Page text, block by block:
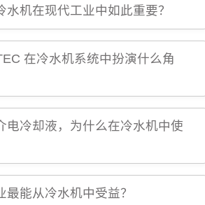
水机在现代工业中如此重要？
在冷水机系统中扮演什么角
电冷却液，为什么在冷水机中使
最能从冷水机中受益？